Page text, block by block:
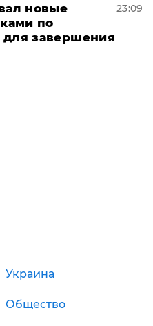
новые
по
завершения
23:09
Украина
Общество